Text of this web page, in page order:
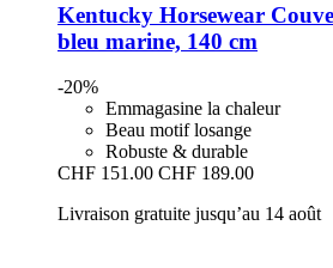
Kentucky Horsewear
bleu marine, 140 cm
-20%
Emmagasine la chaleur
Beau motif losange
Robuste & durable
CHF 151.00 CHF 189.00
Livraison gratuite jusqu’au 14 août